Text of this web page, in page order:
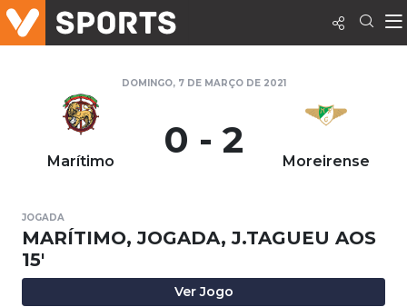
DOMINGO, 7 DE MARÇO DE 2021
Marítimo 0 - 2 Moreirense
JOGADA
MARÍTIMO, JOGADA, J.TAGUEU AOS
15'
Ver Jogo